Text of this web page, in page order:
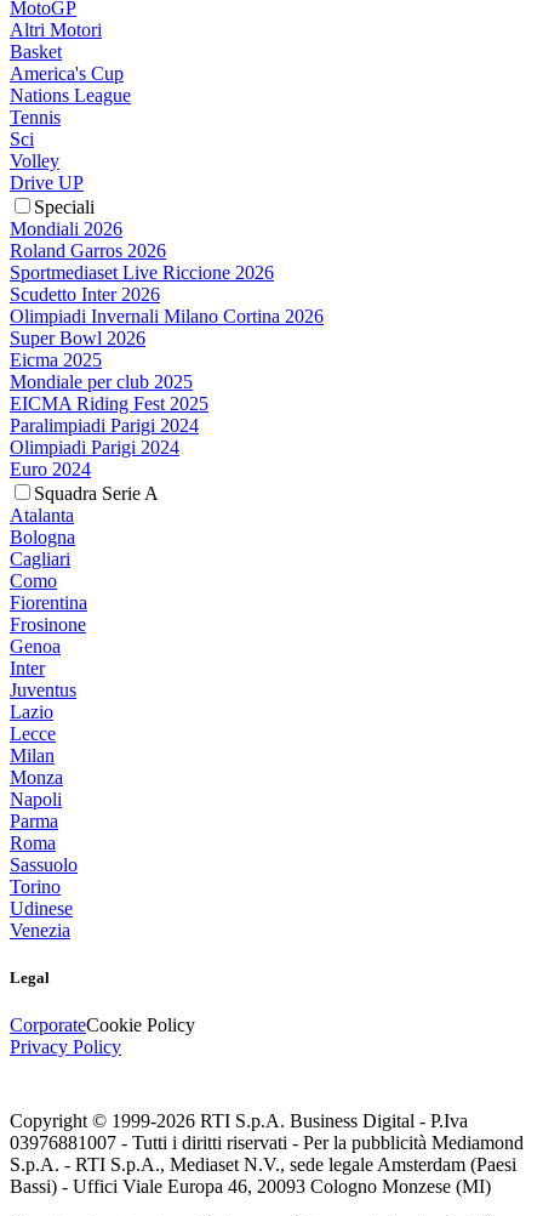
MotoGP
Altri Motori
Basket
America's Cup
Nations League
Tennis
Sci
Volley
Drive UP
Speciali
Mondiali 2026
Roland Garros 2026
Sportmediaset Live Riccione 2026
Scudetto Inter 2026
Olimpiadi Invernali Milano Cortina 2026
Super Bowl 2026
Eicma 2025
Mondiale per club 2025
EICMA Riding Fest 2025
Paralimpiadi Parigi 2024
Olimpiadi Parigi 2024
Euro 2024
Squadra Serie A
Atalanta
Bologna
Cagliari
Como
Fiorentina
Frosinone
Genoa
Inter
Juventus
Lazio
Lecce
Milan
Monza
Napoli
Parma
Roma
Sassuolo
Torino
Udinese
Venezia
Legal
CorporateCookie Policy
Privacy Policy
Copyright © 1999-2026 RTI S.p.A. Business Digital - P.Iva
03976881007 - Tutti i diritti riservati - Per la pubblicità Mediamond
S.p.A. - RTI S.p.A., Mediaset N.V., sede legale Amsterdam (Paesi
Bassi) - Uffici Viale Europa 46, 20093 Cologno Monzese (MI)